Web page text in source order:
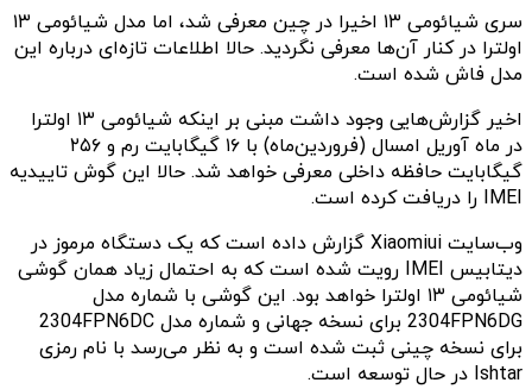
سری شیائومی ۱۳ اخیرا در چین معرفی شد، اما مدل شیائومی ۱۳
اولترا در کنار آن‌ها معرفی نگردید. حالا اطلاعات تازه‌ای درباره این
مدل فاش شده است.
اخیر گزارش‌هایی وجود داشت مبنی بر اینکه شیائومی ۱۳ اولترا
در ماه آوریل امسال (فروردین‌ماه) با ۱۶ گیگابایت رم و ۲۵۶
گیگابایت حافظه داخلی معرفی خواهد شد. حالا این گوش تاییدیه
IMEI را دریافت کرده است. ‌
وب‌سایت Xiaomiui گزارش داده است که یک دستگاه مرموز در
دیتابیس IMEI رویت شده است که به احتمال زیاد همان گوشی
شیائومی ۱۳ اولترا خواهد بود. این گوشی با شماره مدل
2304FPN6DG برای نسخه جهانی و شماره مدل 2304FPN6DC
برای نسخه چینی ثبت شده است و به نظر می‌رسد با نام رمزی
Ishtar در حال توسعه است.